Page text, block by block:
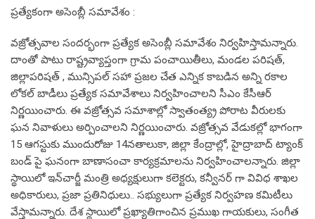
ప్రత్యేకంగా అసెంబ్లీ సమావేశం :
వజ్రోత్సవాల సందర్భంగా ప్రత్యేక అసెంబ్లీ సమావేశం నిర్వహిస్తామన్నారు.
దాంతో పాటు రాష్ట్రవ్యాప్తంగా గ్రామ పంచాయితీలు, మండల పరిషత్,
జిల్లాపరిషత్ , మున్సిపల్ సహా ప్రజల చేత ఎన్నిక కాబడిన అన్ని రకాల
లోకల్ బాడీలు ప్రత్యేక సమావేశాలు నిర్వహించాలని సీఎం కేసీఆర్
నిర్ణయించారు. ఈ వజ్రోత్సవ సమాశాల్లో స్వాతంత్య్ర పోరాట వీరులకు
ఘన నివాళులు అర్పించాలని నిర్ణయించారు. వజ్రోత్సవ వేడుకల్లో భాగంగా
15 ఆగస్టుకు ముందురోజు 14నతాలుకా, జిల్లా కేంద్రాల్లో, హైద్రాబాద్ ట్యాంక్
బండ్ పై ఘనంగా బాణాసంచా కార్యక్రమాలను నిర్వహించాలన్నారు. జిల్లా
స్థాయిలో ఇన్‌చార్జీ మంత్రి అధ్యక్షులుగా కలెక్టరు, కన్వీనర్ గా వివిధ శాఖల
అధికారులు, ప్రజా ప్రతినిధులు.. సభ్యులుగా ప్రత్యేక నిర్వహణ కమిటీలు
వేస్తామన్నారు. దేశ స్థాయిలో ప్రఖ్యాతిగాంచిన ప్రముఖ గాయకులు, సంగీత